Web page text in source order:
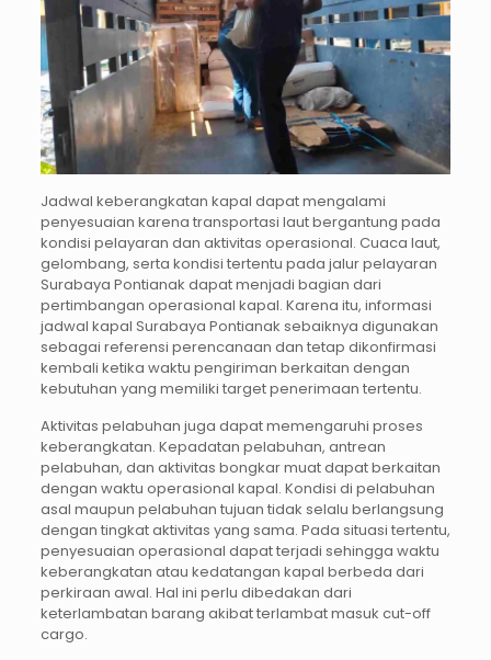
Jadwal keberangkatan kapal dapat mengalami
penyesuaian karena transportasi laut bergantung pada
kondisi pelayaran dan aktivitas operasional. Cuaca laut,
gelombang, serta kondisi tertentu pada jalur pelayaran
Surabaya Pontianak dapat menjadi bagian dari
pertimbangan operasional kapal. Karena itu, informasi
jadwal kapal Surabaya Pontianak sebaiknya digunakan
sebagai referensi perencanaan dan tetap dikonfirmasi
kembali ketika waktu pengiriman berkaitan dengan
kebutuhan yang memiliki target penerimaan tertentu.
Aktivitas pelabuhan juga dapat memengaruhi proses
keberangkatan. Kepadatan pelabuhan, antrean
pelabuhan, dan aktivitas bongkar muat dapat berkaitan
dengan waktu operasional kapal. Kondisi di pelabuhan
asal maupun pelabuhan tujuan tidak selalu berlangsung
dengan tingkat aktivitas yang sama. Pada situasi tertentu,
penyesuaian operasional dapat terjadi sehingga waktu
keberangkatan atau kedatangan kapal berbeda dari
perkiraan awal. Hal ini perlu dibedakan dari
keterlambatan barang akibat terlambat masuk cut-off
cargo.